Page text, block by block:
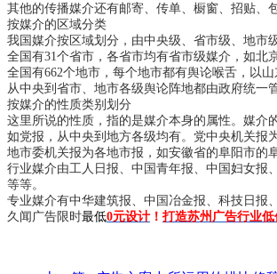
其他的传播媒介还有邮寄、传单、橱窗、招贴、
按媒介的区域分类
我国媒介按区域划分，由中央级、省市级、地市
全国有31个省市，各省市均有省市级媒介，如北
全国有662个地市，每个地市都有舆论喉舌，以
从中央到省市、地市各级舆论阵地都由政府统一
按媒介的性质类别划分
这里所说的性质，指的是媒介本身的属性。媒介
如党报，从中央到地方各级均有。党中央机关报
地市委机关报为各地市报，如安徽省的阜阳市的
行业媒介由工人日报、中国青年报、中国妇女报
等等。
专业媒介有中华建筑报、中国冶金报、科技日报
久闻广告限时最低0元设计 ！ 打造苏州广告行业